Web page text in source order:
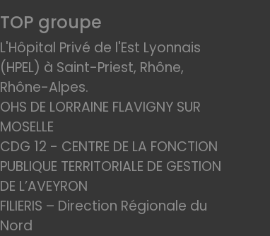
TOP groupe
L'Hôpital Privé de l'Est Lyonnais
(HPEL) à Saint-Priest, Rhône,
Rhône-Alpes.
OHS DE LORRAINE FLAVIGNY SUR
MOSELLE
CDG 12 - CENTRE DE LA FONCTION
PUBLIQUE TERRITORIALE DE GESTION
DE L’AVEYRON
FILIERIS – Direction Régionale du
Nord